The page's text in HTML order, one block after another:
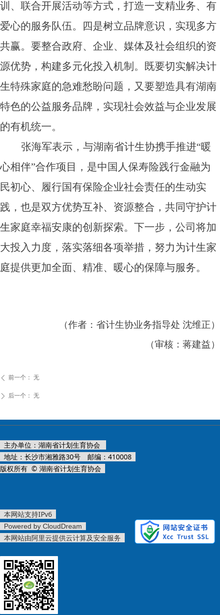
训、联合开展活动等方式，打造一支精业务、有
爱心的服务队伍。四是树立品牌意识，实现多方
共赢。要整合政府、企业、媒体及社会组织的资
源优势，构建多元化投入机制。既要切实解决计
生特殊家庭的急难愁盼问题，又要塑造具有湖南
特色的公益服务品牌，实现社会效益与企业发展
的有机统一。
张海军表示，与湖南省计生协携手推进“暖
心相伴”合作项目，是中国人保寿险践行金融为
民初心、履行国有保险企业社会责任的生动实
践，也是双方优势互补、资源整合，共同守护计
生家庭幸福安康的创新探索。下一步，公司将加
大投入力度，落实落细各项举措，努力为计生家
庭提供更加全面、精准、暖心的保障与服务。
（作者： 省计生协业务指导处 沈维正）
（审核：蒋建益）
ꄴ 前一个： 无
ꄲ 后一个： 无
主办单位：湖南省计划生育协会
地址：长沙市湘雅路30号 邮编：410008
版权所有 © 湖南省计划生育协会
本网站支持IPv6
Powered by CloudDream
本网站由阿里云提供云计算及安全服务